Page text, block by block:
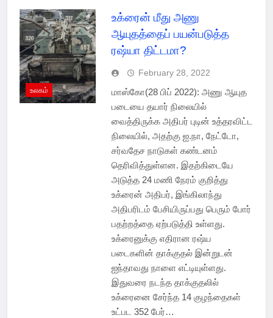
உலகம்
உக்ரைன் மீது அணு
ஆயுதத்தைப் பயன்படுத்த
ரஷ்யா திட்டமா?
February 28, 2022
மாஸ்கோ(28 பிப் 2022): அணு ஆயுத
படையை தயார் நிலையில்
வைத்திருக்க அதிபர் புடின் உத்தரவிட்ட
நிலையில், அதற்கு ஐ.நா, நேட்டோ,
சர்வதேச நாடுகள் கண்டனம்
தெரிவித்துள்ளன. இதற்கிடையே
அடுத்த 24 மணி நேரம் குறித்து
உக்ரைன் அதிபர், இங்கிலாந்து
அதிபரிடம் பேசியிருப்பது பெரும் போர்
பதற்றத்தை ஏற்படுத்தி உள்ளது.
உக்ரைனுக்கு எதிரான ரஷ்ய
படைகளின் தாக்குதல் இன்றுடன்
ஐந்தாவது நாளை எட்டியுள்ளது.
இதுவரை நடந்த தாக்குதலில்
உக்ரைனை சேர்ந்த 14 குழந்தைகள்
உட்பட 352 பேர்…